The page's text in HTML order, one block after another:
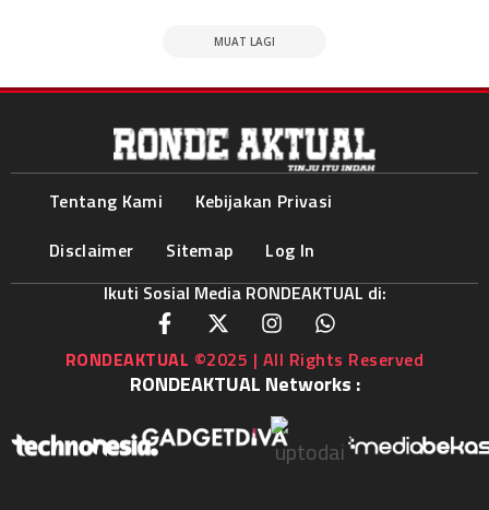
MUAT LAGI
Tentang Kami
Kebijakan Privasi
Disclaimer
Sitemap
Log In
Ikuti Sosial Media RONDEAKTUAL di:
RONDEAKTUAL ©2025 | All Rights Reserved
RONDEAKTUAL Networks :